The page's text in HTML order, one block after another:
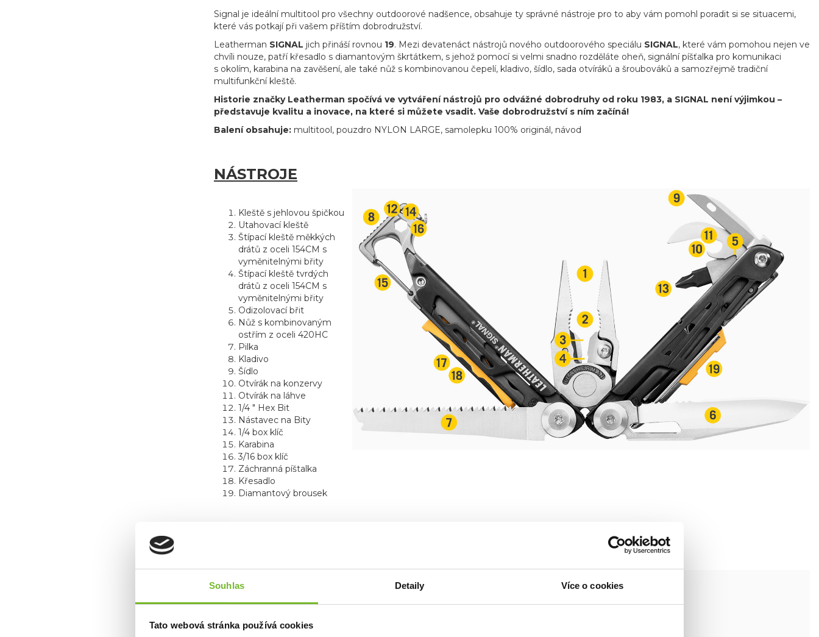
Souhlas Detaily Více o cookies
Tato webová stránka používá cookies
Signal je ideální multitool pro všechny outdoorové nadšence, obsahuje ty správné nástroje pro to aby vám pomohl poradit si se situacemi,
které vás potkají při vašem příštím dobrodružství.
Leatherman SIGNAL jich přináší rovnou 19. Mezi devatenáct nástrojů nového outdoorového speciálu SIGNAL, které vám pomohou nejen ve
chvíli nouze, patří křesadlo s diamantovým škrtátkem, s jehož pomocí si velmi snadno rozděláte oheň, signální píšťalka pro komunikaci
s okolím, karabina na zavěšení, ale také nůž s kombinovanou čepelí, kladivo, šídlo, sada otvíráků a šroubováků a samozřejmě tradiční
multifunkční kleště.
Historie značky Leatherman spočívá ve vytváření nástrojů pro odvážné dobrodruhy od roku 1983, a SIGNAL není výjimkou –
představuje kvalitu a inovace, na které si můžete vsadit. Vaše dobrodružství s ním začíná!
Balení obsahuje: multitool, pouzdro NYLON LARGE, samolepku 100% originál, návod
NÁSTROJE
Kleště s jehlovou špičkou
Utahovací kleště
Štípací kleště měkkých
drátů z oceli 154CM s
vyměnitelnými břity
Štípací kleště tvrdých
drátů z oceli 154CM s
vyměnitelnými břity
Odizolovací břit
Nůž s kombinovaným
ostřím z oceli 420HC
Pilka
Kladivo
Šídlo
Otvírák na konzervy
Otvírák na láhve
1/4 " Hex Bit
Nástavec na Bity
1/4 box klíč
Karabina
3/16 box klíč
Záchranná píštalka
Křesadlo
Diamantový brousek
hlavy kleští) se uzamykají,
takže můžete nářadí
používat bezpečně a